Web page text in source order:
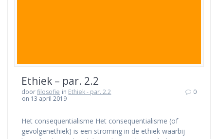
Ethiek – par. 2.2
doorfilosofie in Ethiek - par. 2.2
on 13 april 2019
0
Het consequentialisme Het consequentialisme (of
gevolgenethiek) is een stroming in de ethiek waarbij